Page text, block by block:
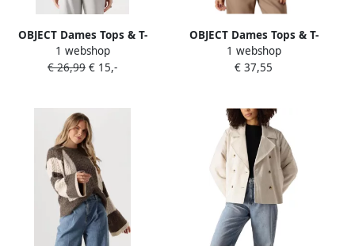
OBJECT Dames Tops & T-
shirts Objlaila S s Re Top
Wit
1 webshop
€ 26,99 € 15,-
OBJECT Dames Tops & T-
shirts Objsolejma Re 2 4
Pullover Zand
1 webshop
€ 37,55